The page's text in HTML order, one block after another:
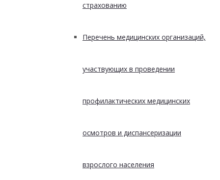
страхованию
Перечень медицинских организаций,
участвующих в проведении
профилактических медицинских
осмотров и диспансеризации
взрослого населения